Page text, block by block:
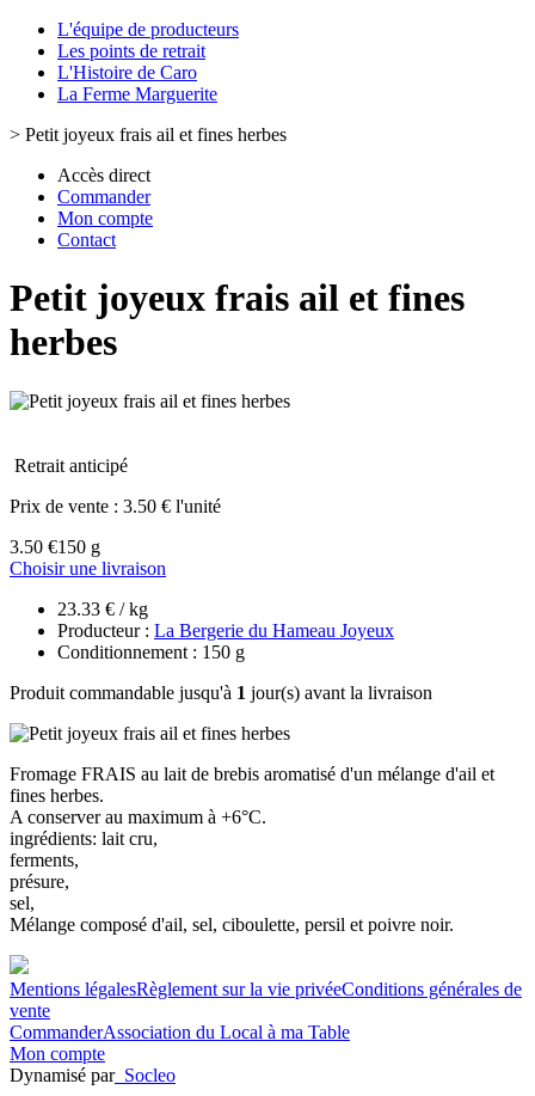
L'équipe de producteurs
Les points de retrait
L'Histoire de Caro
La Ferme Marguerite
> Petit joyeux frais ail et fines herbes
Accès direct
Commander
Mon compte
Contact
Petit joyeux frais ail et fines
herbes
Retrait anticipé
Prix de vente : 3.50 € l'unité
3.50 €150 g
Choisir une livraison
23.33 € / kg
Producteur : La Bergerie du Hameau Joyeux
Conditionnement : 150 g
Produit commandable jusqu'à 1 jour(s) avant la livraison
Fromage FRAIS au lait de brebis aromatisé d'un mélange d'ail et
fines herbes.
A conserver au maximum à +6°C.
ingrédients: lait cru,
ferments,
présure,
sel,
Mélange composé d'ail, sel, ciboulette, persil et poivre noir.
Mentions légalesRèglement sur la vie privéeConditions générales de
vente
CommanderAssociation du Local à ma Table
Mon compte
Dynamisé par Socleo